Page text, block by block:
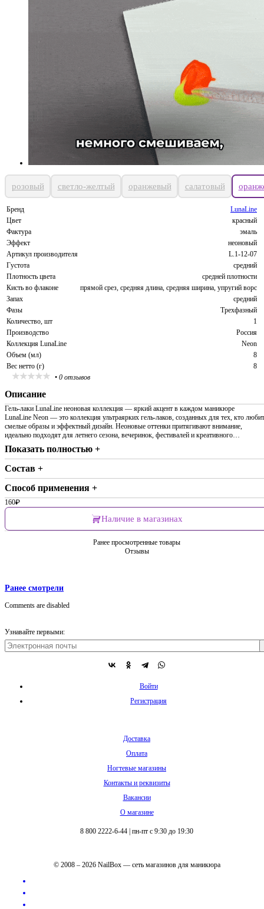
розовый светло-желтый оранжевый салатовый
Бренд
LunaLine
Цвет
красный
Фактура
эмаль
Эффект
неоновый
Артикул производителя
L.1-12-07
Густота
средний
Плотность цвета
средней плотности
Кисть во флаконе
прямой срез, средняя длина, средняя ширина, упругий ворс
Запах
средний
Фазы
Трехфазный
Количество, шт
1
Производство
Россия
Коллекция LunaLine
Neon
Объем (мл)
8
Вес нетто (г)
8
• 0 отзывов
Описание
Гель-лаки LunaLine неоновая коллекция — яркий акцент в каждом маникюре
LunaLine Neon — это коллекция ультраярких гель-лаков, созданных для тех, кто любит
смелые образы и эффектный дизайн. Неоновые оттенки притягивают внимание,
идеально подходят для летнего сезона, вечеринок, фестивалей и креативного…
Показать полностью +
Состав +
Способ применения +
160₽
Наличие в магазинах
Ранее просмотренные товары
Отзывы
Ранее смотрели
Comments are disabled
Узнавайте первыми:
Войти
Регистрация
Доставка
Оплата
Ногтевые магазины
Контакты и реквизиты
Вакансии
О магазине
8 800 2222-6-44 пн-пт с 9:30 до 19:30
© 2008 – 2026 NailBox — сеть магазинов для маникюра